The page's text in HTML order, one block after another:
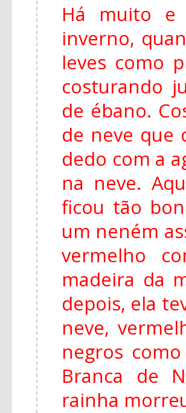
Há muito
inverno,
leves como
costurando
de ébano.
de neve que
dedo com a
na neve.
ficou tão
um neném
vermelho
madeira da
depois, ela
neve,
negros
Branca de
rainha